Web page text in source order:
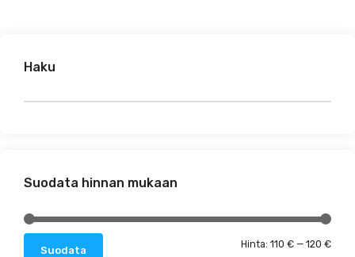
Haku
Suodata hinnan mukaan
Suodata Hinta: 110 € — 120 €